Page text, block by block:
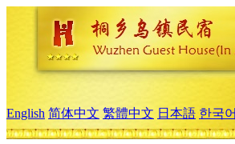
English 简体中文 繁體中文 日本語 한국어